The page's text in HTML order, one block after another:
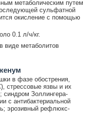
метаболическим путем
сульфатной
окисление с помощью
0.1 л/ч/кг.
виде метаболитов
в фазе обострения,
стрессовые язвы и их
синдром Золлингера-
с антибактериальной
эрозивный рефлюкс-